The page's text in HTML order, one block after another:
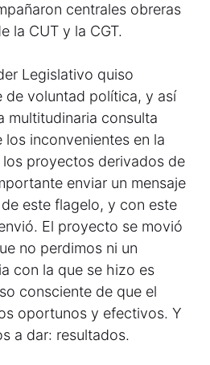
centrales obreras
la CUT y la CGT.
Legislativo quiso
de voluntad política, y así
multitudinaria consulta
inconvenientes en la
proyectos derivados de
enviar un mensaje
este flagelo, y con este
El proyecto se movió
no perdimos ni un
con la que se hizo es
consciente de que el
oportunos y efectivos. Y
a dar: resultados.